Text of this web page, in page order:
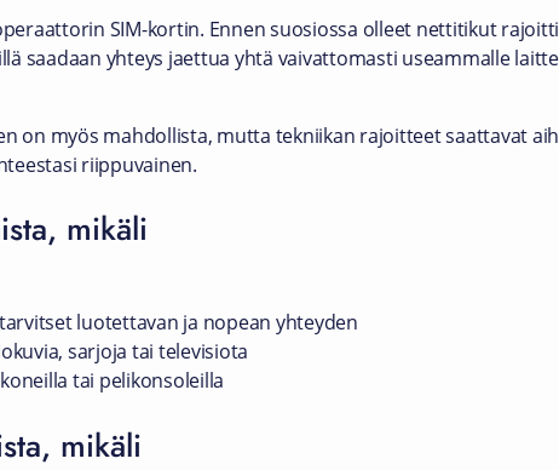
SIM-kortin. Ennen suosiossa olleet nettitikut
saadaan yhteys jaettua yhtä vaivattomasti useammalle
on myös mahdollista, mutta tekniikan rajoitteet saattavat
riippuvainen.
mikäli
luotettavan ja nopean yhteyden
sarjoja tai televisiota
tai pelikonsoleilla
mikäli